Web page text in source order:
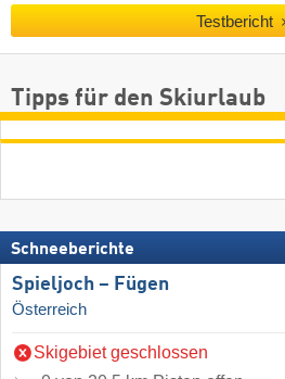
Testbericht
Tipps für den Skiurlaub
Schneeberichte
Spieljoch – Fügen
Österreich
Skigebiet geschlossen